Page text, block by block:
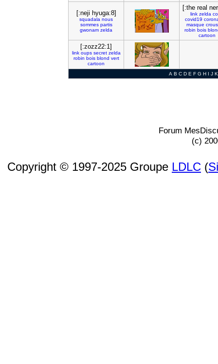
[:neji hyuga:8]
squadala nous
sommes partis
gwonam zelda
[:the real
link zelda
covid19
masque
robin bois
cartoon
[:zozz22:1]
link oups secret zelda
robin bois blond vert
cartoon
A B C D E F G H I J K
Forum
(c)
Copyright © 1997-2025 Groupe LDLC (